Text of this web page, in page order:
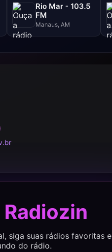
Rio Mar - 103.5
FM
Manaus, AM
Radiozin
siga suas rádios favoritas e
do rádio.